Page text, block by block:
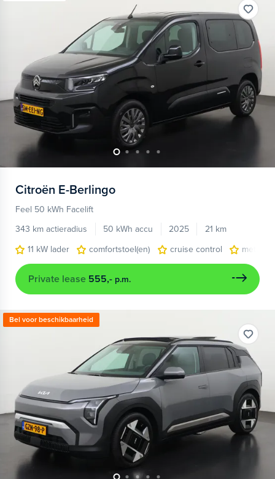
Citroën E-Berlingo
Feel 50 kWh Facelift
343 km actieradius
50 kWh accu 2025
21 km
11 kW lader
comfortstoel(en) cruise control
Private lease 555,- p.m.
Bel voor beschikbaarheid